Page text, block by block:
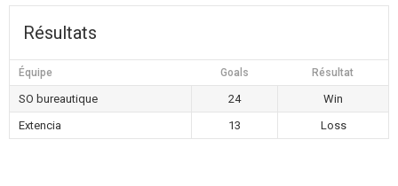
Résultats
Équipe Goals Résultat
SO bureautique 24
Win
Extencia
13 Loss